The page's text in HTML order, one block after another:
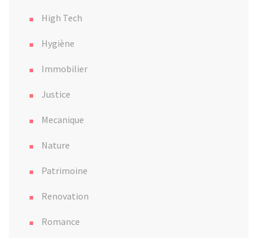
High Tech
Hygiène
Immobilier
Justice
Mecanique
Nature
Patrimoine
Renovation
Romance